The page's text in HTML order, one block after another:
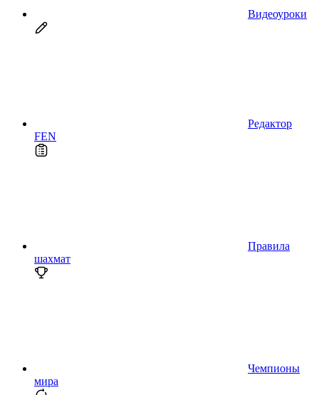
Видеоуроки
Редактор
FEN
Правила
шахмат
Чемпионы
мира